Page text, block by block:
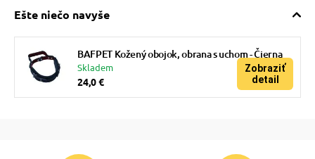
Ešte niečo navyše
BAFPET Kožený obojok, obrana s uchom - Čierna
Skladem
24,0 €
Zobraziť
detail